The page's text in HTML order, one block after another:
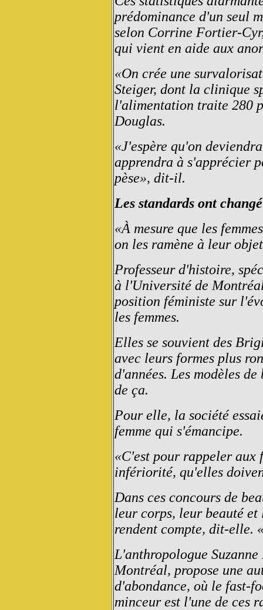
prédominance d'un seul
selon Corrine Fortier-
qui vient en aide aux
«On crée une
Steiger, dont la clinique
l'alimentation traite 280
Douglas.
«J'espère qu'on
apprendra à s'apprécier
pèse», dit-il.
Les standards ont changé
«À mesure que les
on les ramène à leur
Professeur d'histoire,
à l'Université de
position féministe sur
les femmes.
Elles se souvient des
avec leurs formes plus
d'années. Les modèles
de ça.
Pour elle, la société
femme qui s'émancipe.
«C'est pour rappeler aux
infériorité, qu'elles
Dans ces concours de
leur corps, leur beauté et
rendent compte, dit-elle.
L'anthropologue
Montréal, propose une
d'abondance, où le fast-
minceur est l'une de ces